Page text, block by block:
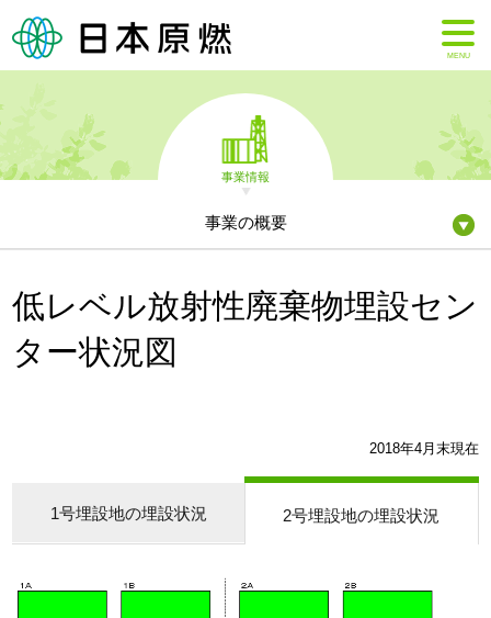
MENU
事業情報
事業の概要
低レベル放射性廃棄物埋設セン
ター状況図
2018年4月末現在
1号埋設地の埋設状況 2号埋設地の埋設状況